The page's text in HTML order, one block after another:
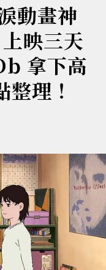
動畫神
映三天
拿下高
理！